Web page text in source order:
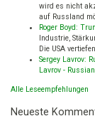
wird es nicht
auf Russland
Roger Boyd:
Industrie,
Die USA
Sergey Lavrov:
Lavrov -
Alle Leseempfehlungen
Neueste